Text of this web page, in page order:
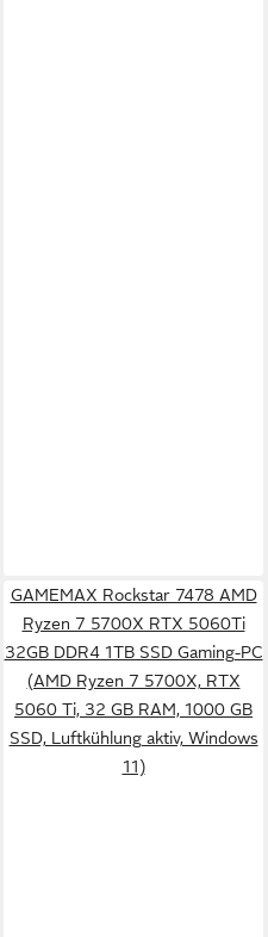
GAMEMAX Rockstar 7478 AMD
Ryzen 7 5700X RTX 5060Ti
32GB DDR4 1TB SSD Gaming-PC
(AMD Ryzen 7 5700X, RTX
5060 Ti, 32 GB RAM, 1000 GB
SSD, Luftkühlung aktiv, Windows
11)